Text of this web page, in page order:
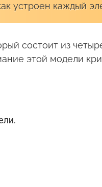
устроен каждый
состоит из
этой модели